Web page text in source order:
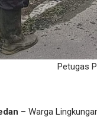
Petugas
– Warga